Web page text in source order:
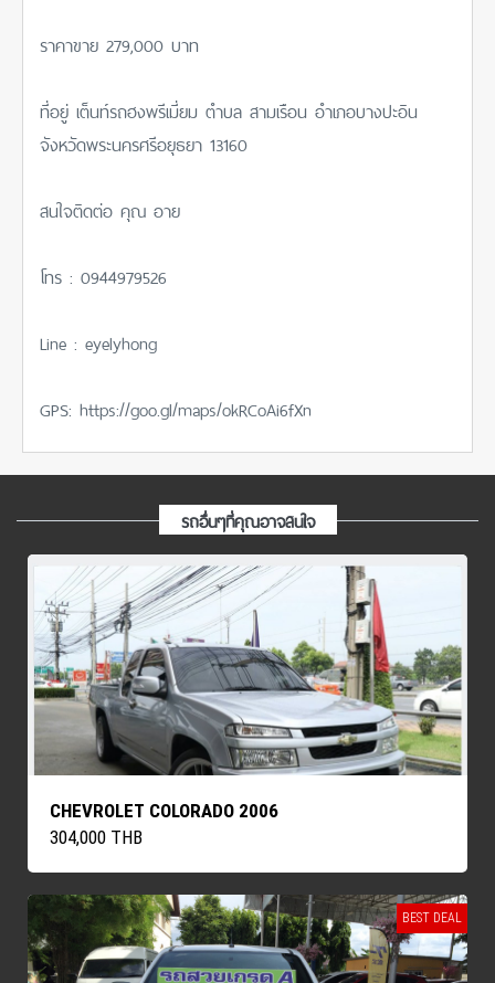
ราคาขาย 279,000 บาท
ที่อยู่ เต็นท์รถฮงพรีเมี่ยม ตำบล สามเรือน อำเภอบางปะอิน
จังหวัดพระนครศรีอยุธยา 13160
สนใจติดต่อ คุณ อาย
โทร : 0944979526
Line : eyelyhong
GPS: https://goo.gl/maps/okRCoAi6fXn
รถอื่นๆที่คุณอาจสนใจ
CHEVROLET COLORADO 2006
304,000 THB
BEST DEAL